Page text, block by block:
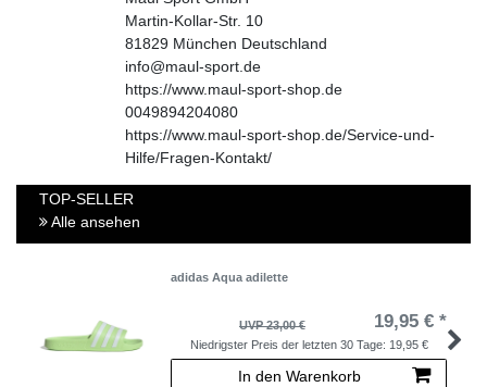
Martin-Kollar-Str. 10
81829 München Deutschland
info@maul-sport.de
https://www.maul-sport-shop.de
0049894204080
https://www.maul-sport-shop.de/Service-und-
Hilfe/Fragen-Kontakt/
TOP-SELLER
Alle ansehen
adidas Aqua adilette
UVP 23,00 € 19,95 € *
Niedrigster Preis der letzten 30 Tage: 19,95 €
In den Warenkorb